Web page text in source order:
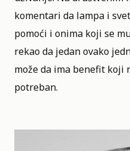
komentari da lampa i
pomoći i onima koji se
rekao da jedan ovako
može da ima benefit koji
potreban.